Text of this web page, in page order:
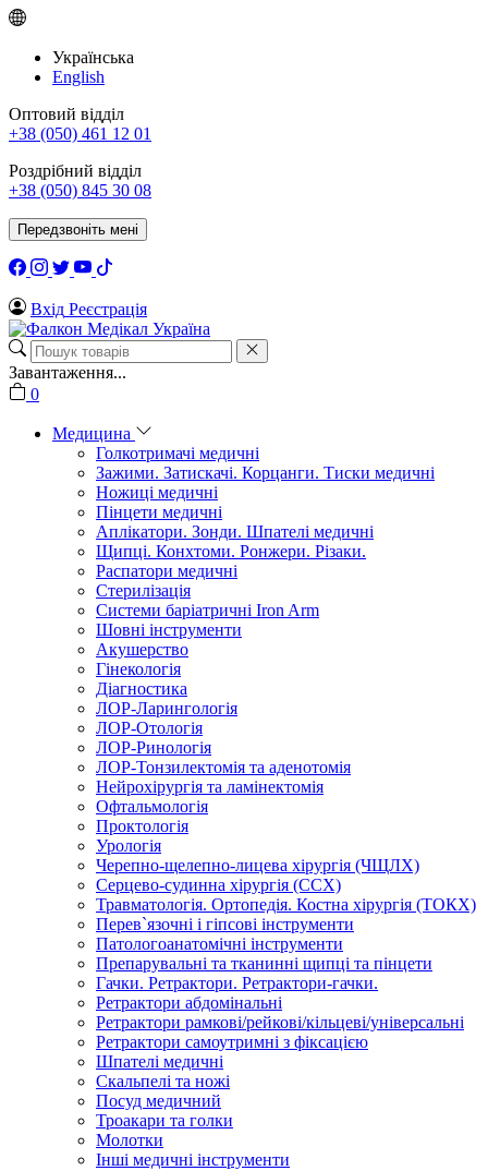
Українська
English
Оптовий відділ
+38 (050) 461 12 01
Роздрібний відділ
+38 (050) 845 30 08
Передзвоніть мені
Вхід Реєстрація
Завантаження...
0
Медицина
Голкотримачі медичні
Зажими. Затискачі. Корцанги. Тиски медичні
Ножиці медичні
Пінцети медичні
Аплікатори. Зонди. Шпателі медичні
Щипці. Конхтоми. Ронжери. Різаки.
Распатори медичні
Стерилізація
Системи баріатричні Iron Arm
Шовні інструменти
Акушерство
Гінекологія
Діагностика
ЛОР-Ларингологія
ЛОР-Отологія
ЛОР-Ринологія
ЛОР-Тонзилектомія та аденотомія
Нейрохірургія та ламінектомія
Офтальмологія
Проктологія
Урологія
Черепно-щелепно-лицева хірургія (ЧЩЛХ)
Серцево-судинна хірургія (ССХ)
Травматологія. Ортопедія. Костна хірургія (ТОКХ)
Перев`язочні і гіпсові інструменти
Патологоанатомічні інструменти
Препарувальні та тканинні щипці та пінцети
Гачки. Ретрактори. Ретрактори-гачки.
Ретрактори абдомінальні
Ретрактори рамкові/рейкові/кільцеві/універсальні
Ретрактори самоутримні з фіксацією
Шпателі медичні
Скальпелі та ножі
Посуд медичний
Троакари та голки
Молотки
Інші медичні інструменти